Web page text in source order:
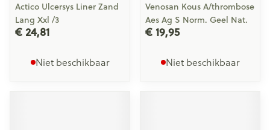
Actico Ulcersys Liner Zand
Lang Xxl /3
€ 24,81
Niet beschikbaar
Venosan Kous A/thrombose
Aes Ag S Norm. Geel Nat.
€ 19,95
Niet beschikbaar